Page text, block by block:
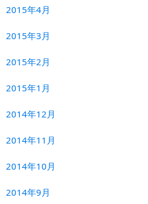
2015年4月
2015年3月
2015年2月
2015年1月
2014年12月
2014年11月
2014年10月
2014年9月